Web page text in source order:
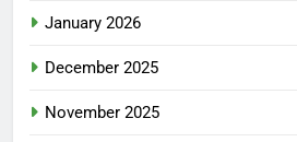
January 2026
December 2025
November 2025